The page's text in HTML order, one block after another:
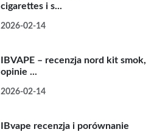
cigarettes i s...
2026-02-14
IBVAPE – recenzja nord kit smok,
opinie ...
2026-02-14
IBvape recenzja i porównanie